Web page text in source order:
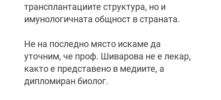
трансплантациите структура, но и
имунологичната общност в страната.
Не на последно място искаме да
уточним, че проф. Шиварова не е лекар,
както е представено в медиите, а
дипломиран биолог.